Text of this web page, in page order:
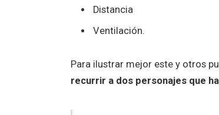
Distancia
Ventilación.
Para ilustrar mejor este y otros
recurrir a dos personajes que